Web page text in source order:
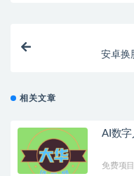
安卓换
相关文章
AI数
免费项目